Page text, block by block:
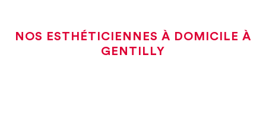
NOS ESTHÉTICIENNES À DOMICILE À
GENTILLY